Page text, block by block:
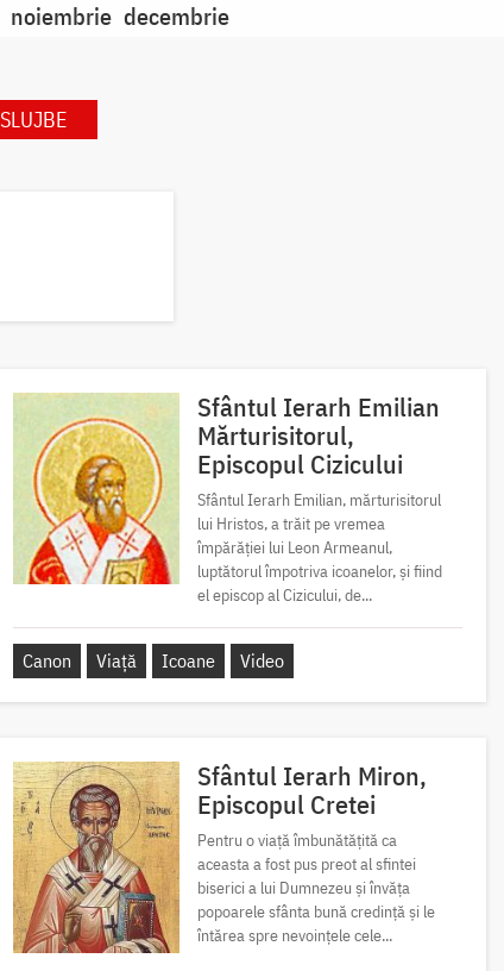
noiembrie decembrie
SLUJBE
Sfântul Ierarh Emilian
Mărturisitorul,
Episcopul Cizicului
Sfântul Ierarh Emilian, mărturisitorul
lui Hristos, a trăit pe vremea
împărăției lui Leon Armeanul,
luptătorul împotriva icoanelor, și fiind
el episcop al Cizicului, de...
Canon Viață Icoane Video
Sfântul Ierarh Miron,
Episcopul Cretei
Pentru o viață îmbunătățită ca
aceasta a fost pus preot al sfintei
biserici a lui Dumnezeu și învăța
popoarele sfânta bună credință și le
întărea spre nevoințele cele...